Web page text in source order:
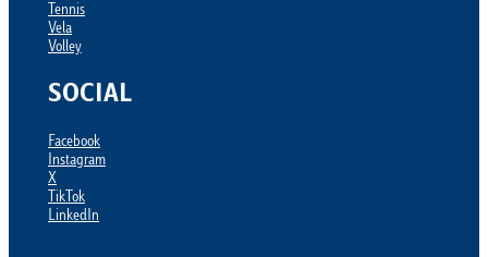
Tennis
Vela
Volley
SOCIAL
Facebook
Instagram
X
TikTok
LinkedIn